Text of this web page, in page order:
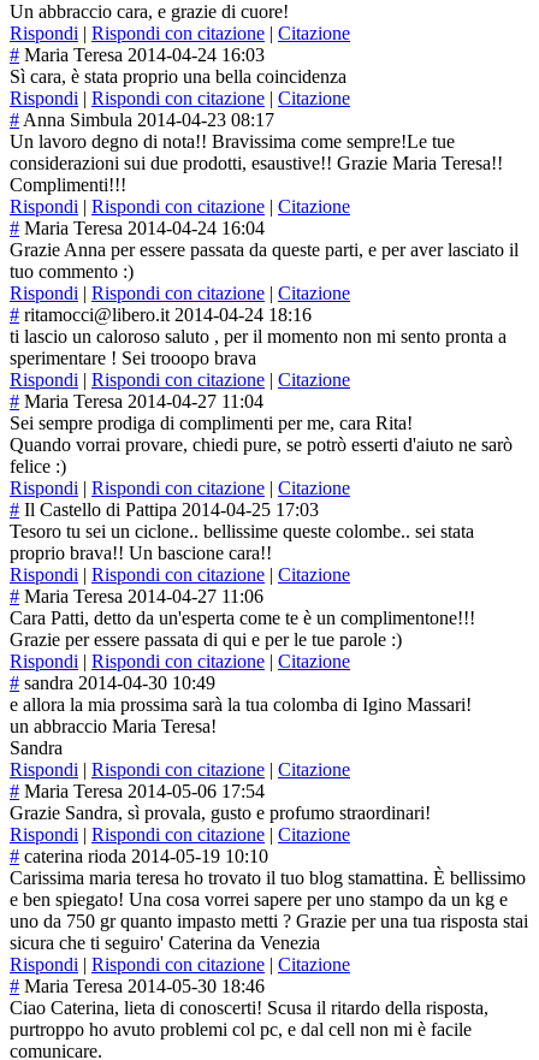
Un abbraccio cara, e grazie di cuore!
Rispondi | Rispondi con citazione | Citazione
# Maria Teresa 2014-04-24 16:03
Sì cara, è stata proprio una bella coincidenza
Rispondi | Rispondi con citazione | Citazione
# Anna Simbula 2014-04-23 08:17
Un lavoro degno di nota!! Bravissima come sempre!Le tue
considerazioni sui due prodotti, esaustive!! Grazie Maria Teresa!!
Complimenti!!!
Rispondi | Rispondi con citazione | Citazione
# Maria Teresa 2014-04-24 16:04
Grazie Anna per essere passata da queste parti, e per aver lasciato il
tuo commento :)
Rispondi | Rispondi con citazione | Citazione
# ritamocci@libero.it 2014-04-24 18:16
ti lascio un caloroso saluto , per il momento non mi sento pronta a
sperimentare ! Sei trooopo brava
Rispondi | Rispondi con citazione | Citazione
# Maria Teresa 2014-04-27 11:04
Sei sempre prodiga di complimenti per me, cara Rita!
Quando vorrai provare, chiedi pure, se potrò esserti d'aiuto ne sarò
felice :)
Rispondi | Rispondi con citazione | Citazione
# Il Castello di Pattipa 2014-04-25 17:03
Tesoro tu sei un ciclone.. bellissime queste colombe.. sei stata
proprio brava!! Un bascione cara!!
Rispondi | Rispondi con citazione | Citazione
# Maria Teresa 2014-04-27 11:06
Cara Patti, detto da un'esperta come te è un complimentone!!!
Grazie per essere passata di qui e per le tue parole :)
Rispondi | Rispondi con citazione | Citazione
# sandra 2014-04-30 10:49
e allora la mia prossima sarà la tua colomba di Igino Massari!
un abbraccio Maria Teresa!
Sandra
Rispondi | Rispondi con citazione | Citazione
# Maria Teresa 2014-05-06 17:54
Grazie Sandra, sì provala, gusto e profumo straordinari!
Rispondi | Rispondi con citazione | Citazione
# caterina rioda 2014-05-19 10:10
Carissima maria teresa ho trovato il tuo blog stamattina. È bellissimo
e ben spiegato! Una cosa vorrei sapere per uno stampo da un kg e
uno da 750 gr quanto impasto metti ? Grazie per una tua risposta stai
sicura che ti seguiro' Caterina da Venezia
Rispondi | Rispondi con citazione | Citazione
# Maria Teresa 2014-05-30 18:46
Ciao Caterina, lieta di conoscerti! Scusa il ritardo della risposta,
purtroppo ho avuto problemi col pc, e dal cell non mi è facile
comunicare.